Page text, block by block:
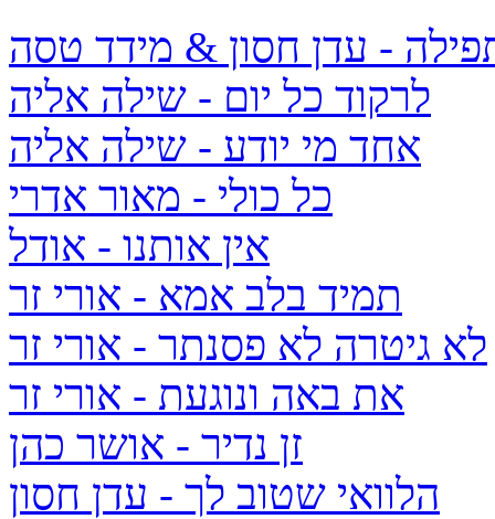
- עדן חסון & מידד טסה
לרקוד כל יום - שילה אליה
אחד מי יודע - שילה אליה
כל כולי - מאור אדרי
אין אותנו - אודל
תמיד בלב אמא - אורי זר
לא גיטרה לא פסנתר - אורי זר
את באה ונוגעת - אורי זר
זן נדיר - אושר כהן
הלוואי שטוב לך - עדן חסון